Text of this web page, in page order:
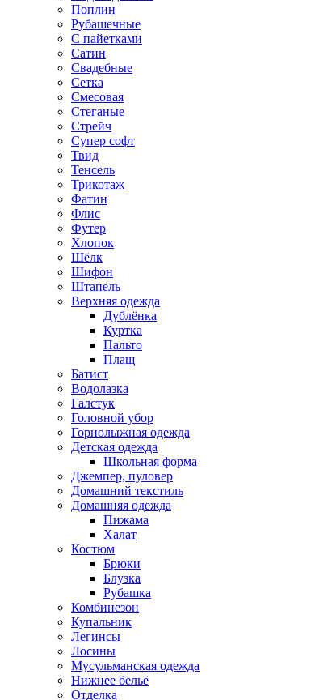
Поплин
Рубашечные
С пайетками
Сатин
Свадебные
Сетка
Смесовая
Стеганые
Стрейч
Супер софт
Твид
Тенсель
Трикотаж
Фатин
Флис
Футер
Хлопок
Шёлк
Шифон
Штапель
Верхняя одежда
Дублёнка
Куртка
Пальто
Плащ
Батист
Водолазка
Галстук
Головной убор
Горнолыжная одежда
Детская одежда
Школьная форма
Джемпер, пуловер
Домашний текстиль
Домашняя одежда
Пижама
Халат
Костюм
Брюки
Блузка
Рубашка
Комбинезон
Купальник
Легинсы
Лосины
Мусульманская одежда
Нижнее бельё
Отделка